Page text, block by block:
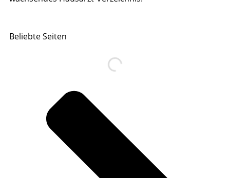
Beliebte Seiten